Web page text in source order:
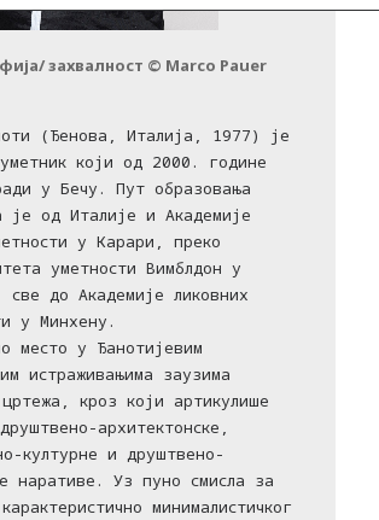
захвалност © Marco Pauer
(Ђенова, Италија, 1977) је
који од 2000. године
у Бечу. Пут образовања
је од Италије и Академије
у Карари, преко
уметности Вимблдон у
све до Академије ликовних
у Минхену.
место у Ђанотијевим
истраживањима заузима
кроз који артикулише
архитектонске,
културне и друштвено-
наративе. Уз пуно смисла за
минималистичког